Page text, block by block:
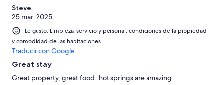
Steve
25 mar. 2025
Le gustó: Limpieza, servicio y personal, condiciones de la propiedad
y comodidad de las habitaciones
Traducir con Google
Great stay
Great property, great food..hot springs are amazing